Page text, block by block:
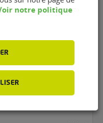
notre politique